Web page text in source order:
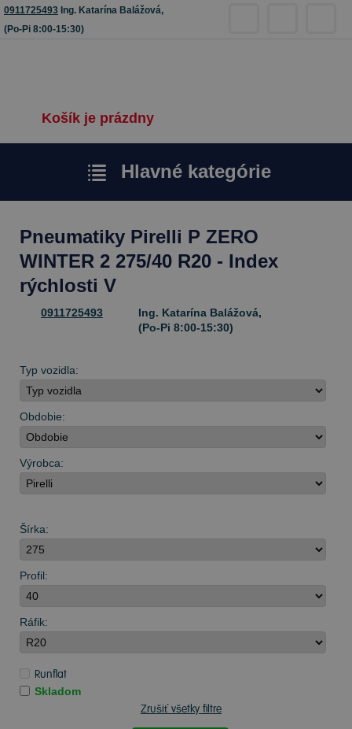
0911725493 Ing. Katarína Balážová,
(Po-Pi 8:00-15:30)
Košík je prázdny
Hlavné kategórie
Pneumatiky Pirelli P ZERO
WINTER 2 275/40 R20 - Index
rýchlosti V
0911725493
Ing. Katarína Balážová,
(Po-Pi 8:00-15:30)
Typ vozidla:
Obdobie:
Výrobca:
Šírka:
Profil:
Ráfik:
Runflat
Skladom
Zrušiť všetky filtre